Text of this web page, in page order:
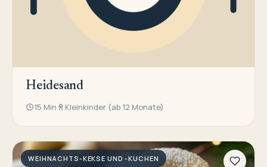
Heidesand
15 Min Kleinkinder (ab 12 Monate)
WEIHNACHTS-KEKSE UND -KUCHEN